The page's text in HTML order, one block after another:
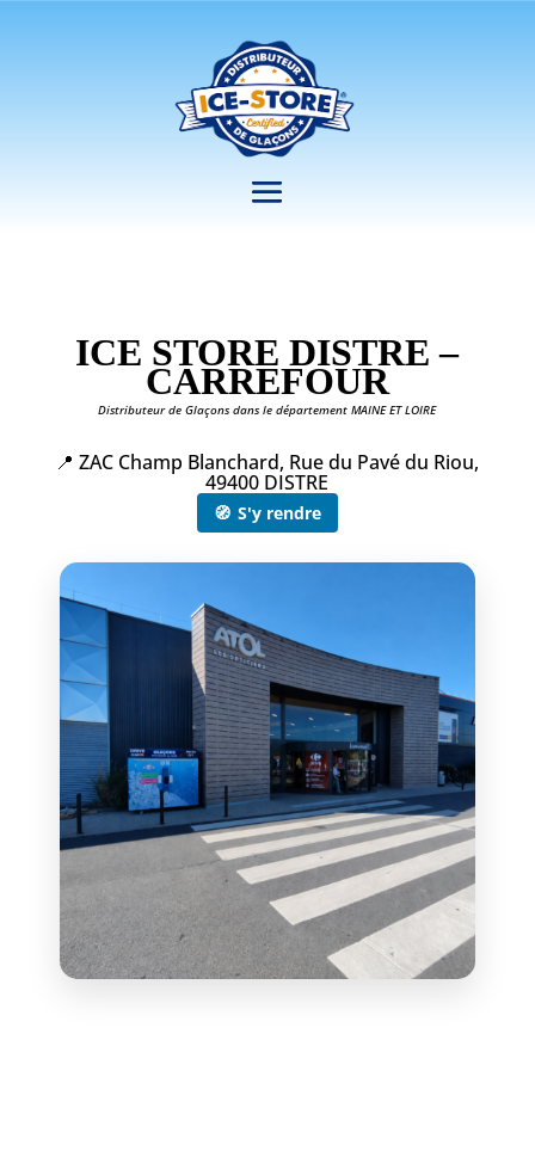
ICE STORE DISTRE –
CARREFOUR
Distributeur de Glaçons dans le département MAINE ET LOIRE
📍 ZAC Champ Blanchard, Rue du Pavé du Riou,
49400 DISTRE
🧭 S'y rendre